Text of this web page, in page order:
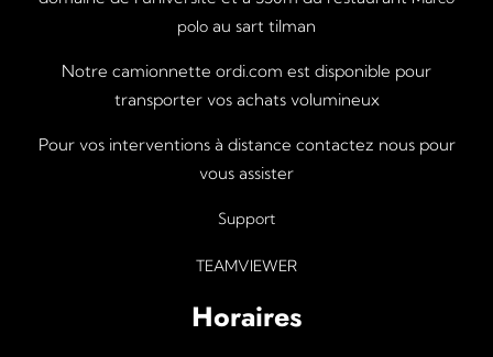
polo au sart tilman
Notre camionnette ordi.com est disponible pour
transporter vos achats volumineux
Pour vos interventions à distance contactez nous pour
vous assister
Support
TEAMVIEWER
Horaires